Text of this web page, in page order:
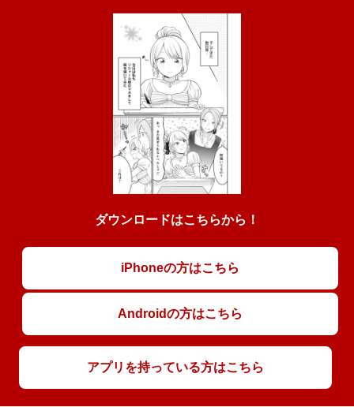
ダウンロードはこちらから！
iPhoneの方はこちら
Androidの方はこちら
アプリを持っている方はこちら